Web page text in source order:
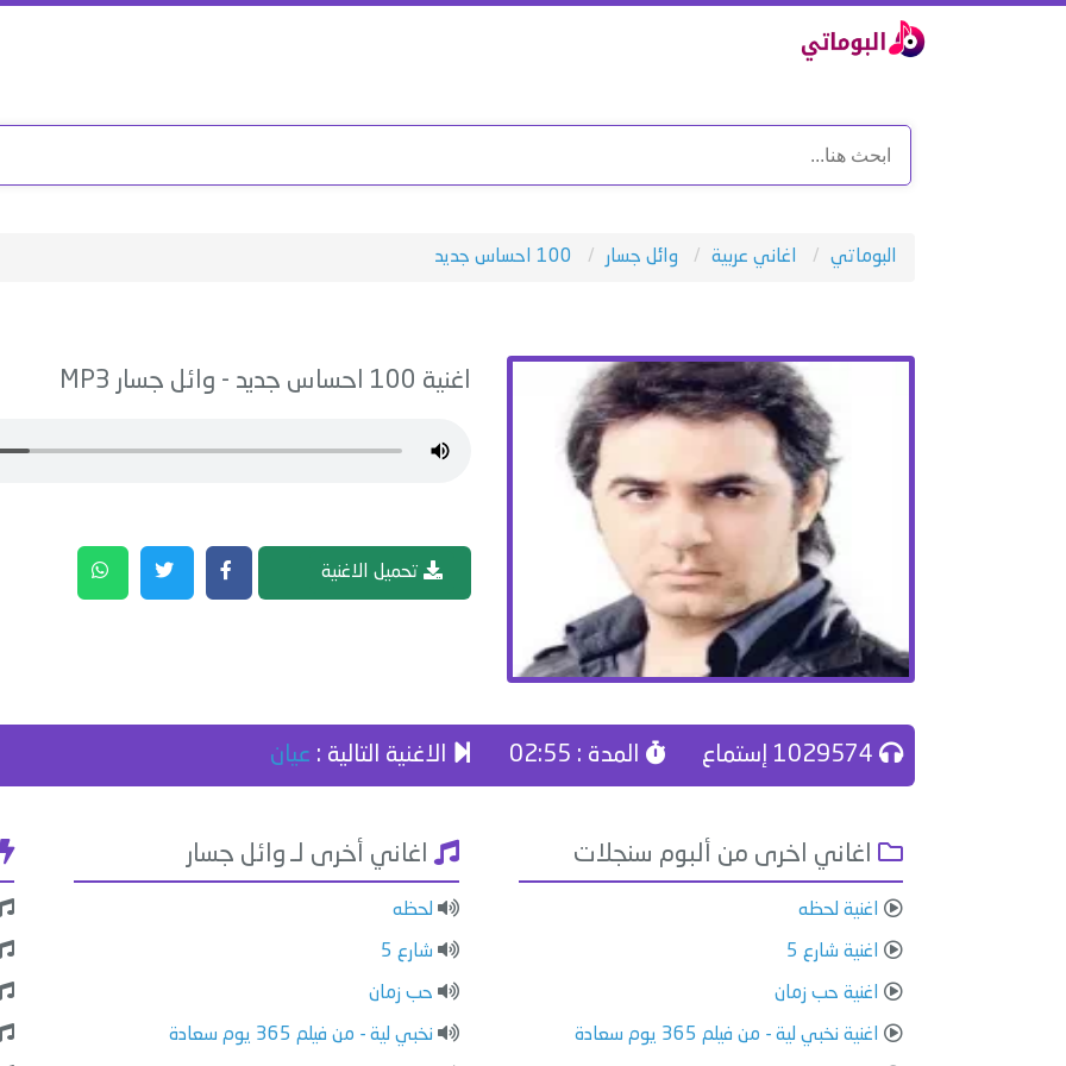
البوماتي اغاني عربية وائل جسار 100 احساس جديد
اغنية 100 احساس جديد - وائل جسار
تحميل الاغنية
المدة : 02:55 الاغنية التالية : عيان
اغاني اخرى من ألبوم سنجلات
اغنية لحظه
اغنية شارع 5
اغنية حب زمان
اغنية نخبي لية - من فيلم 365 يوم سعادة
اغاني أخرى لـ وائل جسار
لحظه
شارع 5
حب زمان
نخبي لية - من فيلم 365 يوم سعادة